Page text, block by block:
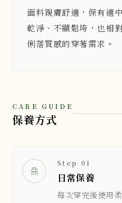
面料親膚舒適，保有適
乾淨、不顯鬆垮，也相
俐落質感的穿著需求。
CARE GUIDE
保養方式
Step 01
日常保養
每次穿完後使用柔